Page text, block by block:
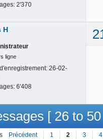
2'370
H
ligne
26-02-
6'408
[ 26 to
Précédent 1 2 3 4